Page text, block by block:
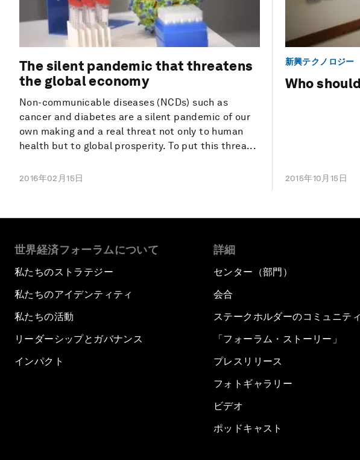
The silent pandemic that threatens
the global economy
Non-communicable diseases (NCDs) such as
cancer and diabetes are a silent pandemic of our
own making and a real threat not only to human
health but to global prosperity. To put this threa...
2016年02月15日
新興テクノロジー
Who
2015年10月15日
世界経済フォーラムについて
私たちのストラテジー
私たちのアイデンティティ
私たちの活動
リーダーシップとガバナンス
インパクト
詳細
センター（部門）
会合
ステークホルダーのコミュニティ
「フォーラム・ストーリー」
プレスリリース
フォトギャラリー
ビデオ
ポッドキャスト